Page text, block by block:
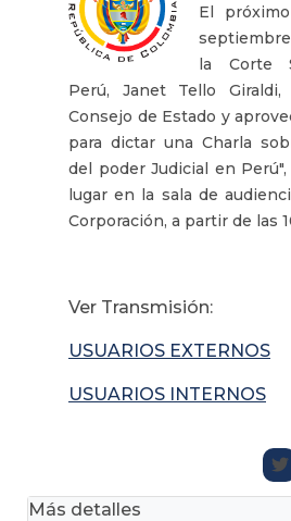
El
la Corte
Perú, Janet Tello
Consejo de Estado y
para dictar una Charla
del poder Judicial en
lugar en la sala de
Corporación, a partir de las
Ver Transmisión:
USUARIOS EXTERNOS
USUARIOS INTERNOS
Más detalles